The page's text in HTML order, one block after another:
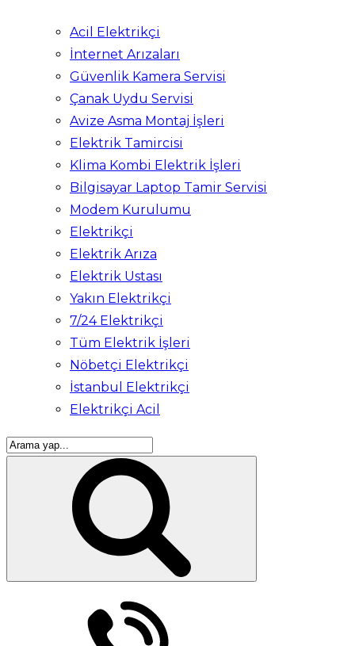
Acil Elektrikçi
İnternet Arızaları
Güvenlik Kamera Servisi
Çanak Uydu Servisi
Avize Asma Montaj İşleri
Elektrik Tamircisi
Klima Kombi Elektrik İşleri
Bilgisayar Laptop Tamir Servisi
Modem Kurulumu
Elektrikçi
Elektrik Arıza
Elektrik Ustası
Yakın Elektrikçi
7/24 Elektrikçi
Tüm Elektrik İşleri
Nöbetçi Elektrikçi
İstanbul Elektrikçi
Elektrikçi Acil